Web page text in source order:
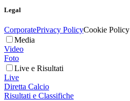
Legal
CorporatePrivacy PolicyCookie Policy
Media
Video
Foto
Live e Risultati
Live
Diretta Calcio
Risultati e Classifiche